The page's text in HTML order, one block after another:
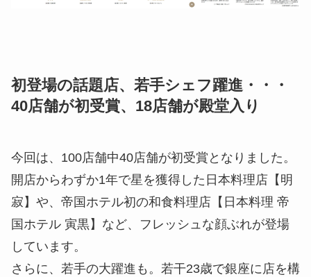
初登場の話題店、若手シェフ躍進・・・
40店舗が初受賞、18店舗が殿堂入り
今回は、100店舗中40店舗が初受賞となりました。
開店からわずか1年で星を獲得した日本料理店【明
寂】や、帝国ホテル初の和食料理店【日本料理 帝
国ホテル 寅黒】など、フレッシュな顔ぶれが登場
しています。
さらに、若手の大躍進も。若干23歳で銀座に店を構